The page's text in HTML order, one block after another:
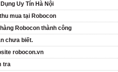
Uy Tín Hà Nội
mua tại Robocon
Robocon thành công
chưa biết.
robocon.vn
tra